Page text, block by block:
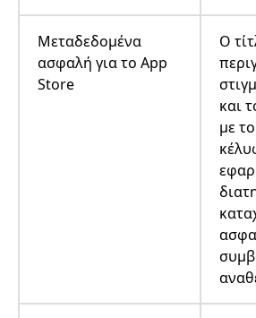
Μεταδεδομένα
ασφαλή για το App
Store
Ο
και
με